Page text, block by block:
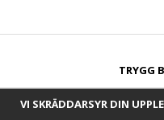
TRYGG
VI SKRÄDDARSYR DIN